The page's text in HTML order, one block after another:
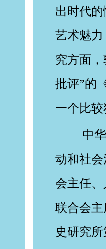
出时代
艺术魅
究方面
批评”的
一个比
中
动和社
会主任
联合会
史研究